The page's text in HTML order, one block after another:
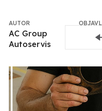
AUTOR
AC Group
Autoservis
20.